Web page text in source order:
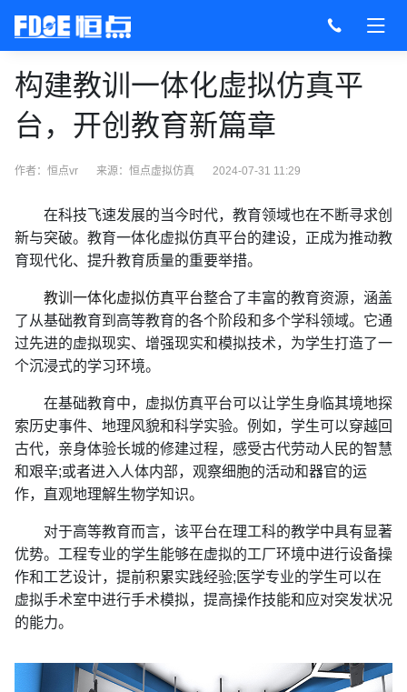
构建教训一体化虚拟仿真平
台，开创教育新篇章
作者：恒点vr 来源： 恒点虚拟仿真 2024-07-31 11:29
在科技飞速发展的当今时代，教育领域也在不断寻求创
新与突破。教育一体化虚拟仿真平台的建设，正成为推动教
育现代化、提升教育质量的重要举措。
教训一体化虚拟仿真平台整合了丰富的教育资源，涵盖
了从基础教育到高等教育的各个阶段和多个学科领域。它通
过先进的虚拟现实、增强现实和模拟技术，为学生打造了一
个沉浸式的学习环境。
在基础教育中，虚拟仿真平台可以让学生身临其境地探
索历史事件、地理风貌和科学实验。例如，学生可以穿越回
古代，亲身体验长城的修建过程，感受古代劳动人民的智慧
和艰辛;或者进入人体内部，观察细胞的活动和器官的运
作，直观地理解生物学知识。
对于高等教育而言，该平台在理工科的教学中具有显著
优势。工程专业的学生能够在虚拟的工厂环境中进行设备操
作和工艺设计，提前积累实践经验;医学专业的学生可以在
虚拟手术室中进行手术模拟，提高操作技能和应对突发状况
的能力。